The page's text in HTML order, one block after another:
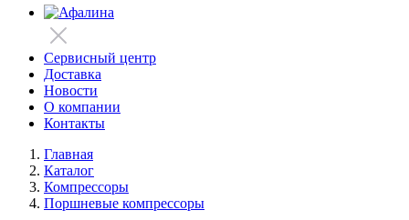
Сервисный центр
Доставка
Новости
О компании
Контакты
Главная
Каталог
Компрессоры
Поршневые компрессоры